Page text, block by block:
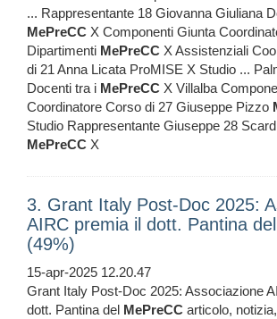
... Rappresentante 18 Giovanna Giuliana
MePreCC X Componenti Giunta
Dipartimenti MePreCC X Assistenziali
di 21 Anna Licata ProMISE X Studio ...
Docenti tra i MePreCC X Villalba
Coordinatore Corso di 27 Giuseppe Pizzo
Studio Rappresentante Giuseppe 28
MePreCC X
3. Grant Italy Post-Doc 2025:
AIRC premia il dott. Pantina
(49%)
15-apr-2025 12.20.47
Grant Italy Post-Doc 2025: Associazione
dott. Pantina del MePreCC articolo,